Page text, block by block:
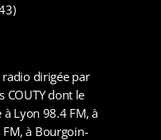
dirigée par
COUTY dont le
à Lyon 98.4 FM, à
à Bourgoin-